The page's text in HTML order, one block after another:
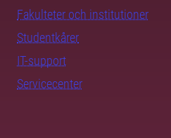
Fakulteter och institutioner
Studentkårer
IT-support
Servicecenter